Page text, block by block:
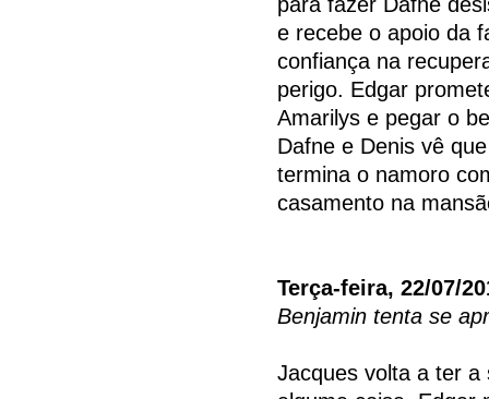
e recebe o apoio da
confiança na
perigo. Edgar
Amarilys e pegar o
Dafne e Denis vê
termina o namoro
casamento na
Terça-feira, 22/07/
Benjamin tenta se
Jacques volta a ter a